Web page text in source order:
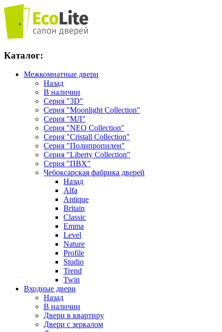
Каталог:
Межкомнатные двери
Назад
В наличии
Серия "3D"
Серия "Moonlight Collection"
Серия "МЛ"
Серия "NEO Collection"
Серия "Cristall Collection"
Серия "Полипропилен"
Серия "Liberty Collection"
Серия "ПВХ"
Чебоксарская фабрика дверей
Назад
Alfa
Antique
Britain
Classic
Emma
Level
Nature
Profile
Studio
Trend
Twin
Входные двери
Назад
В наличии
Двери в квартиру
Двери с зеркалом